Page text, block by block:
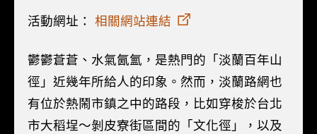
活動網址：相關網站連結
鬱鬱蒼蒼、水氣氤氳，是熱門的「淡蘭百年山
徑」近幾年所給人的印象。然而，淡蘭路網也
有位於熱鬧市鎮之中的路段，比如穿梭於台北
市大稻埕～剝皮寮街區間的「文化徑」，以及